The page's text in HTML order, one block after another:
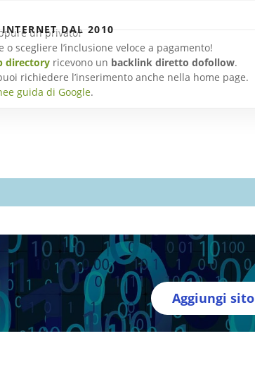
DAL 2010
un privato?
scegliere l’inclusione veloce a pagamento!
directoryricevono un backlink diretto dofollow.
richiedere l’inserimento anche nella home page.
guida di Google.
Aggiungi sito